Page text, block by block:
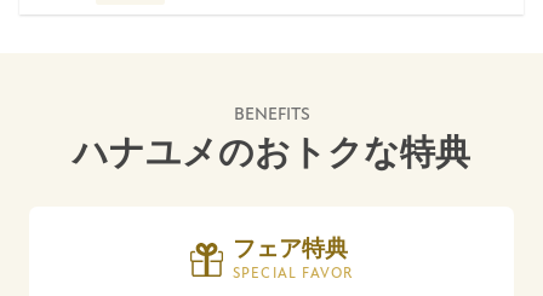
BENEFITS
ハナユメのおトクな特典
フェア特典
SPECIAL FAVOR